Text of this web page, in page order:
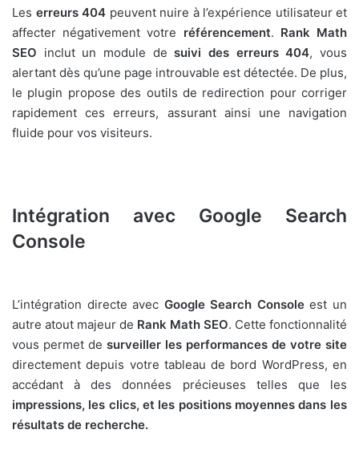
Les erreurs 404 peuvent nuire à l’expérience utilisateur et
affecter négativement votre référencement. Rank Math
SEO inclut un module desuivi des erreurs 404, vous
alertant dès qu’une page introuvable est détectée. De plus,
le plugin propose des outils de redirection pour corriger
rapidement ces erreurs, assurant ainsi une navigation
fluide pour vos visiteurs.
Intégration avec Google Search
Console
L’intégration directe avec Google Search Consoleest un
autre atout majeur de Rank Math SEO. Cette fonctionnalité
vous permet de surveiller les performances de votre site
directement depuis votre tableau de bord WordPress, en
accédant à des données précieuses telles que les
impressions, les clics, et les positions moyennes dans les
résultats de recherche.